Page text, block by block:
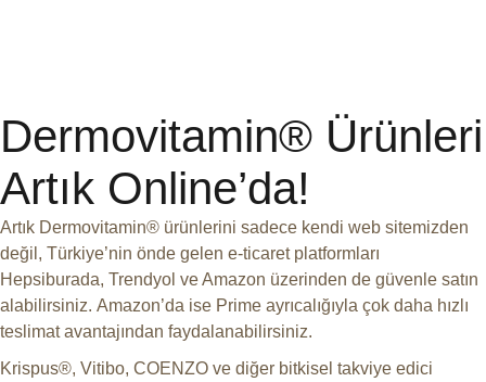
Dermovitamin® Ürünleri
Artık Online’da!
Artık Dermovitamin® ürünlerini sadece kendi web sitemizden
değil, Türkiye’nin önde gelen e-ticaret platformları
Hepsiburada, Trendyol ve Amazon üzerinden de güvenle satın
alabilirsiniz. Amazon’da ise Prime ayrıcalığıyla çok daha hızlı
teslimat avantajından faydalanabilirsiniz.
Krispus®, Vitibo, COENZO ve diğer bitkisel takviye edici